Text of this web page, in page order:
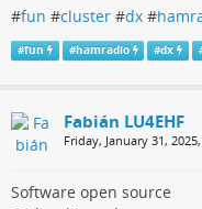
#fun #cluster #dx #
#fun #hamradio #dx
Fabián LU4EHF
Friday, January 31,
Software open source